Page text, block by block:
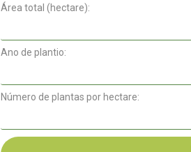
Área total (hectare):
Ano de plantio:
Número de plantas por hectare: